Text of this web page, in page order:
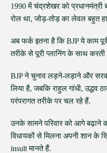
1990 में चंद्रशेखर को प्रधानमंत्री
रोल था, जोड़-तोड़ का लेवल बहुत
अब फर्क इतना है कि BJP ये काम
तरीके से पूरी प्लानिंग के साथ करती
BJP ने चुनाव लड़ने-लड़ाने और
लिया है, जबकि राहुल गांधी, उद्धव
परंपरागत तरीके पर चल रहे हैं.
उनके सामने परिवार को आगे बढ़ाने
विधायकों से मिलना अपनी शान के
insult मानते हैं.